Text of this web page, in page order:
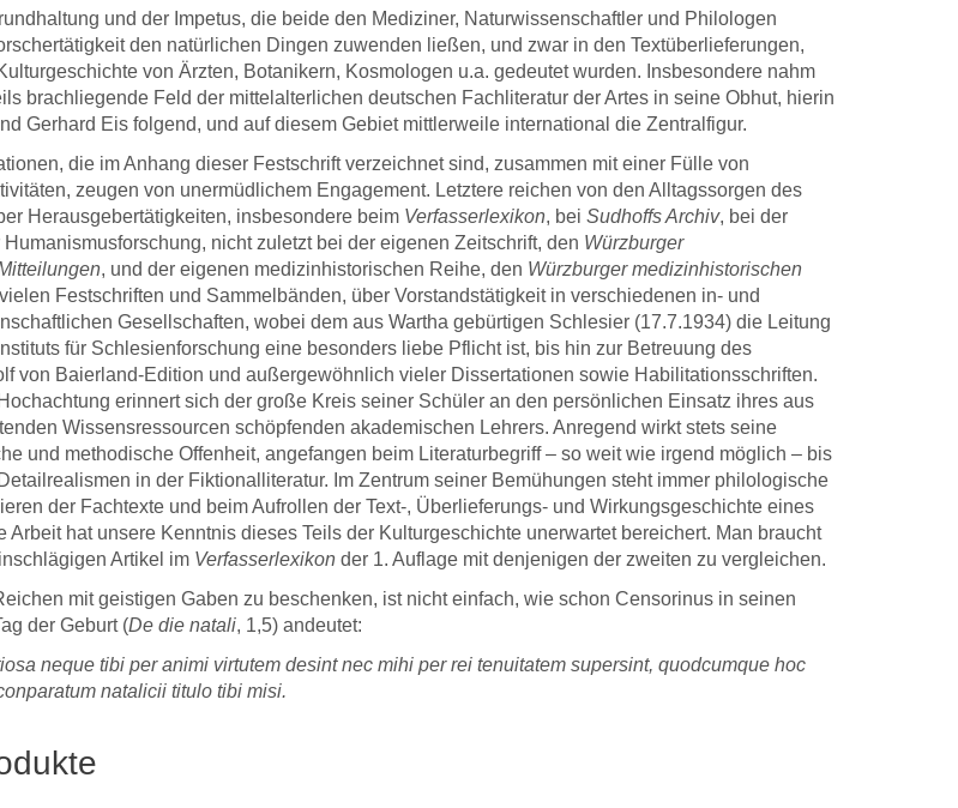
und der Impetus, die beide den Mediziner, Naturwissenschaftler und Philologen
den natürlichen Dingen zuwenden ließen, und zwar in den Textüberlieferungen,
von Ärzten, Botanikern, Kosmologen u.a. gedeutet wurden. Insbesondere nahm
brachliegende Feld der mittelalterlichen deutschen Fachliteratur der Artes in seine Obhut, hierin
Gerhard Eis folgend, und auf diesem Gebiet mittlerweile international die Zentralfigur.
die im Anhang dieser Festschrift verzeichnet sind, zusammen mit einer Fülle von
zeugen von unermüdlichem Engagement. Letztere reichen von den Alltagssorgen des
Herausgebertätigkeiten, insbesondere beim Verfasserlexikon, bei Sudhoffs Archiv, bei der
nicht zuletzt bei der eigenen Zeitschrift, den Würzburger
, und der eigenen medizinhistorischen Reihe, den Würzburger medizinhistorischen
Festschriften und Sammelbänden, über Vorstandstätigkeit in verschiedenen in- und
Gesellschaften, wobei dem aus Wartha gebürtigen Schlesier (17.7.1934) die Leitung
für Schlesienforschung eine besonders liebe Pflicht ist, bis hin zur Betreuung des
von Baierland-Edition und außergewöhnlich vieler Dissertationen sowie Habilitationsschriften.
erinnert sich der große Kreis seiner Schüler an den persönlichen Einsatz ihres aus
Wissensressourcen schöpfenden akademischen Lehrers. Anregend wirkt stets seine
und methodische Offenheit, angefangen beim Literaturbegriff – so weit wie irgend möglich – bis
in der Fiktionalliteratur. Im Zentrum seiner Bemühungen steht immer philologische
der Fachtexte und beim Aufrollen der Text-, Überlieferungs- und Wirkungsgeschichte eines
Arbeit hat unsere Kenntnis dieses Teils der Kulturgeschichte unerwartet bereichert. Man braucht
Artikel im Verfasserlexikon der 1. Auflage mit denjenigen der zweiten zu vergleichen.
mit geistigen Gaben zu beschenken, ist nicht einfach, wie schon Censorinus in seinen
der Geburt (De die natali, 1,5) andeutet:
neque tibi per animi virtutem desint nec mihi per rei tenuitatem supersint, quodcumque hoc
natalicii titulo tibi misi.
9.
aufdringliche, dabei aber
sehr gefällige
Aufmachung –
insbesondere für die
hervorstechende Qualität
Papiers bedanken.
DWV-Autor Prof. Dr. Rainer
Koch in einer E-mail an den
Verlag vom 17. August 2020
ist vollbracht».
Umschlaggestaltung,
Farbenwahl,
Drucksetzung und
Textbild gefallen mir (und
bin auch dankbar für die
angenehme,
unkomplizierte
Zusammenarbeit, die
schnelle Abwicklung des
Drucks und für das
Vertrauen, das Sie mir
anerboten haben.
DWV-Autor Prof. Dr. Peter
Gasser, Neuchâtel, in einer E-
Mail an den Verlag vom
30.1.2021
Autor entnahm diesem
die (wiederum sehr
überzeugend gelungene)
Materialisierung seiner
geistigen Bemühungen.
DWV-Autor Dr. Michael Karl in
einer E-mail vom 28. März 2020